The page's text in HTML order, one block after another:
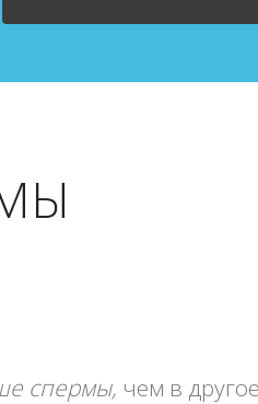
спермы, чем в